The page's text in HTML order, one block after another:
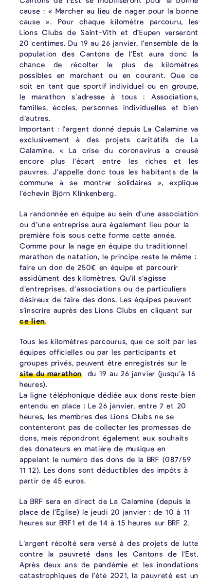
cause : « Marcher au lieu de nager pour la bonne
cause ». Pour chaque kilomètre parcouru, les
Lions Clubs de Saint-Vith et d’Eupen verseront
20 centimes. Du 19 au 26 janvier, l’ensemble de la
population des Cantons de l’Est aura donc la
chance de récolter le plus de kilomètres
possibles en marchant ou en courant. Que ce
soit en tant que sportif individuel ou en groupe,
le marathon s’adresse à tous : Associations,
familles, écoles, personnes individuelles et bien
d’autres.
Important : l’argent donné depuis La Calamine va
exclusivement à des projets caritatifs de La
Calamine. « La crise du coronavirus a creusé
encore plus l’écart entre les riches et les
pauvres. J’appelle donc tous les habitants de la
commune à se montrer solidaires », explique
l’échevin Björn Klinkenberg.
La randonnée en équipe au sein d’une association
ou d’une entreprise aura également lieu pour la
première fois sous cette forme cette année.
Comme pour la nage en équipe du traditionnel
marathon de natation, le principe reste le même :
faire un don de 250€ en équipe et parcourir
assidûment des kilomètres. Qu’il s’agisse
d’entreprises, d’associations ou de particuliers
désireux de faire des dons. Les équipes peuvent
s’inscrire auprès des Lions Clubs en cliquant sur
ce lien.
Tous les kilomètres parcourus, que ce soit par les
équipes officielles ou par les participants et
groupes privés, peuvent être enregistrés sur le
site du marathon du 19 au 26 janvier (jusqu’à 16
heures).
La ligne téléphonique dédiée aux dons reste bien
entendu en place : Le 26 janvier, entre 7 et 20
heures, les membres des Lions Clubs ne se
contenteront pas de collecter les promesses de
dons, mais répondront également aux souhaits
des donateurs en matière de musique en
appelant le numéro des dons de la BRF (087/59
11 12). Les dons sont déductibles des impôts à
partir de 45 euros.
La BRF sera en direct de La Calamine (depuis la
place de l’Eglise) le jeudi 20 janvier : de 10 à 11
heures sur BRF1 et de 14 à 15 heures sur BRF 2.
L’argent récolté sera versé à des projets de lutte
contre la pauvreté dans les Cantons de l’Est.
Après deux ans de pandémie et les inondations
catastrophiques de l’été 2021, la pauvreté est un